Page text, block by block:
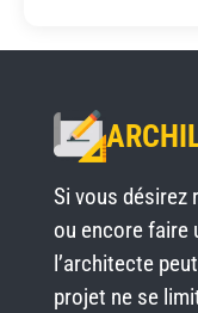
Si vous désirez
ou encore faire
l’architecte
projet ne se